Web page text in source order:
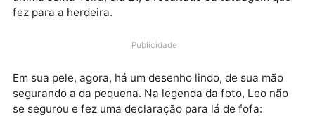
babando com a homenagem que fez para a filha, Liz,
com Lore Improta. O cantor postou no Instagram, na
fez para a herdeira.
Publicidade